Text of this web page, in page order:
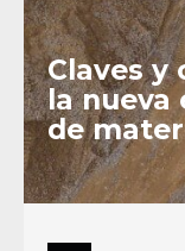
Claves y
la nueva
de